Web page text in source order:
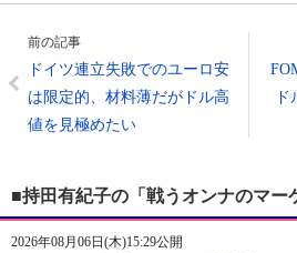
前の記事
ドイツ連立失敗でのユーロ安
は限定的、材料薄だがドル高
値を見極めたい
■持田有紀子の「戦うオンナのマー
2026年08月06日(木)15:29公開